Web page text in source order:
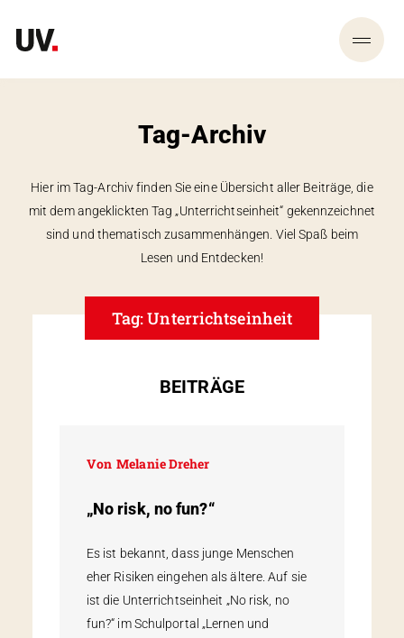
Tag-Archiv
Hier im Tag-Archiv finden Sie eine Übersicht aller Beiträge, die
mit dem angeklickten Tag „Unterrichtseinheit“ gekennzeichnet
sind und thematisch zusammen­hängen. Viel Spaß beim
Lesen und Entdecken!
Tag: Unterrichtseinheit
BEITRÄGE
Von Melanie Dreher
„No risk, no fun?“
Es ist bekannt, dass junge Menschen
eher Risiken eingehen als ältere. Auf sie
ist die Unterrichtseinheit „No risk, no
fun?“ im Schulportal „Lernen und